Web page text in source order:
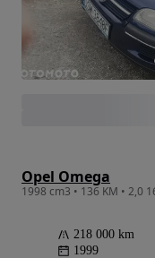
Opel Omega
218 000 km
1999